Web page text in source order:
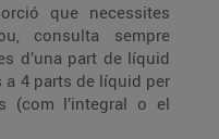
que necessites
consulta sempre
d’una part de líquid
a 4 parts de líquid per
(com l’integral o el